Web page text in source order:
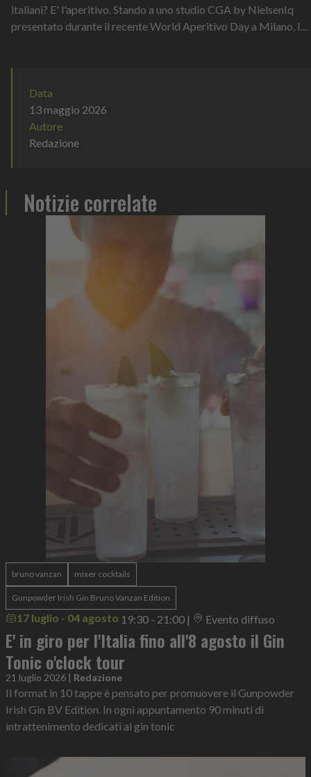
italiani? E' l'aperitivo. Stando a uno studio CGA by NielsenIq
presentato durante il recente World Aperitivo Day a Milano, la
Data
13 maggio 2026
Autore
Redazione
Notizie correlate
bruno vanzan mixer cocktails
Gunpowder Irish Gin Bruno Vanzan Edition
17 luglio - 04 agosto 19:30 - 21:00 | Evento diffuso
E' in giro per l'Italia fino all'8 agosto il Gin
Tonic o'clock tour
21 luglio 2026 | Redazione
Il format in 10 tappe è pensato per promuovere il Gunpowder
Irish Gin BV Edition. In ogni appuntamento 90 minuti di
intrattenimento dedicati al gin tonic